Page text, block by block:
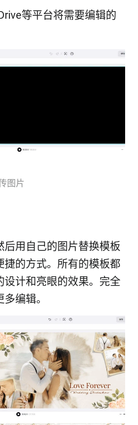
等平台将需要编辑的
图片
用自己的图片替换模板
捷的方式。所有的模板都
设计和亮眼的效果。完全
编辑。